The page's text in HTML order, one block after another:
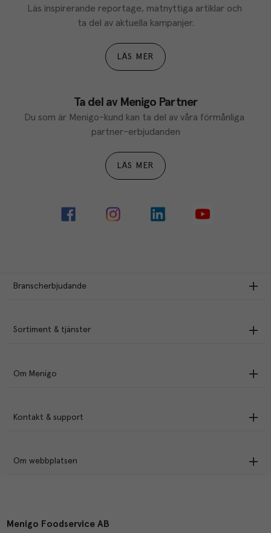
Läs inspirerande reportage, matnyttiga artiklar och
ta del av aktuella kampanjer.
LÄS MER
Ta del av Menigo Partner
Du som är Menigo-kund kan ta del av våra förmånliga
partner-erbjudanden
LÄS MER
Branscherbjudande
Sortiment & tjänster
Om Menigo
Kontakt & support
Om webbplatsen
Menigo Foodservice AB